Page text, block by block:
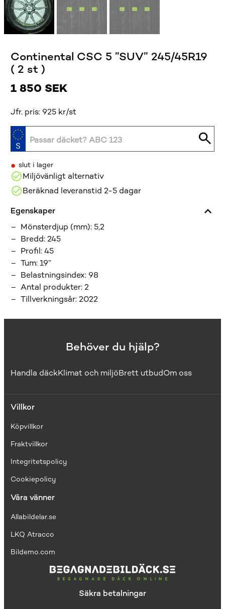
Continental CSC 5 ”SUV” 245/45R19
( 2 st )
1 850 SEK
Jfr. pris: 925 kr/st
• slut i lager
Miljövänligt alternativ
Beräknad leveranstid 2-5 dagar
Egenskaper
Mönsterdjup (mm): 5,2
Bredd:245
Profil:45
Tum:19”
Belastningsindex: 98
Antal produkter:2
Tillverkningsår:2022
Behöver du hjälp?
Handla däckKlimat och miljöBrett utbudOm oss
Villkor
Köpvillkor
Fraktvillkor
Integritetspolicy
Cookiepolicy
Våra vänner
Allabildelar.se
LKQ Atracco
Bildemo.com
Säkra betalningar